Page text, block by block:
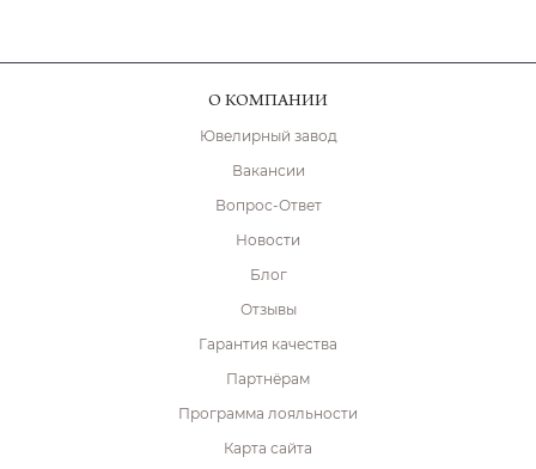
О КОМПАНИИ
Ювелирный завод
Вакансии
Вопрос-Ответ
Новости
Блог
Отзывы
Гарантия качества
Партнёрам
Программа лояльности
Карта сайта